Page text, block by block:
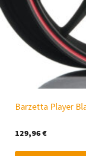
Barzetta Player
129,96 €